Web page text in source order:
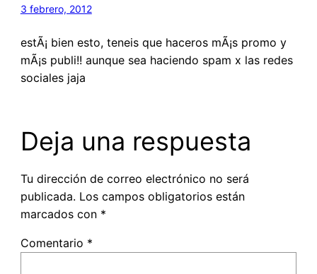
3 febrero, 2012
estÃ¡ bien esto, teneis que haceros mÃ¡s promo y
mÃ¡s publi!! aunque sea haciendo spam x las redes
sociales jaja
Deja una respuesta
Tu dirección de correo electrónico no será
publicada. Los campos obligatorios están
marcados con *
Comentario *